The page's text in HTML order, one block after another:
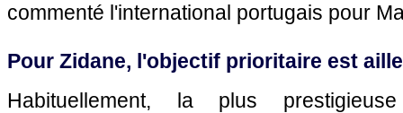
commenté l'international portugais pour
Pour Zidane, l'objectif prioritaire est
Habituellement, la plus